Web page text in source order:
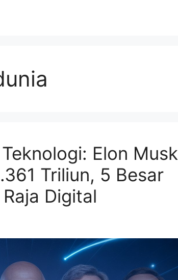
Elon Musk
Triliun, 5 Besar
Digital